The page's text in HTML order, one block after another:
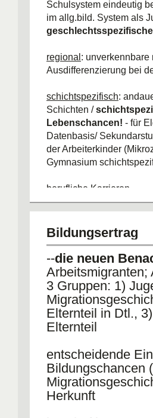
geschlechtsspezifisch,
heute: Ungleichheit
fremder Ethnien ist
bedeutenden Element
Schulsystem eindeutig
im allg.bild. System als
regional:
Ausdifferenzierung bei
schichtspezifisch:
Schichten /
Lebenschancen! - für
Datenbasis/
der Arbeiterkinder
Gymnasium
berufliche Karrieren
FAZIT:auch zu Beginn
von sozialer Herkunft
nahezu ungebrochen.
Reproduktionsmodus
determiniert. - enge
schulische
Gruppen im schulischen
dreistufigen
Bildungsertrag
--die neuen
Arbeitsmigranten;
3 Gruppen: 1)
Elternteil in Dtl.,
Elternteil
entscheidende
Bildungschancen
Herkunft